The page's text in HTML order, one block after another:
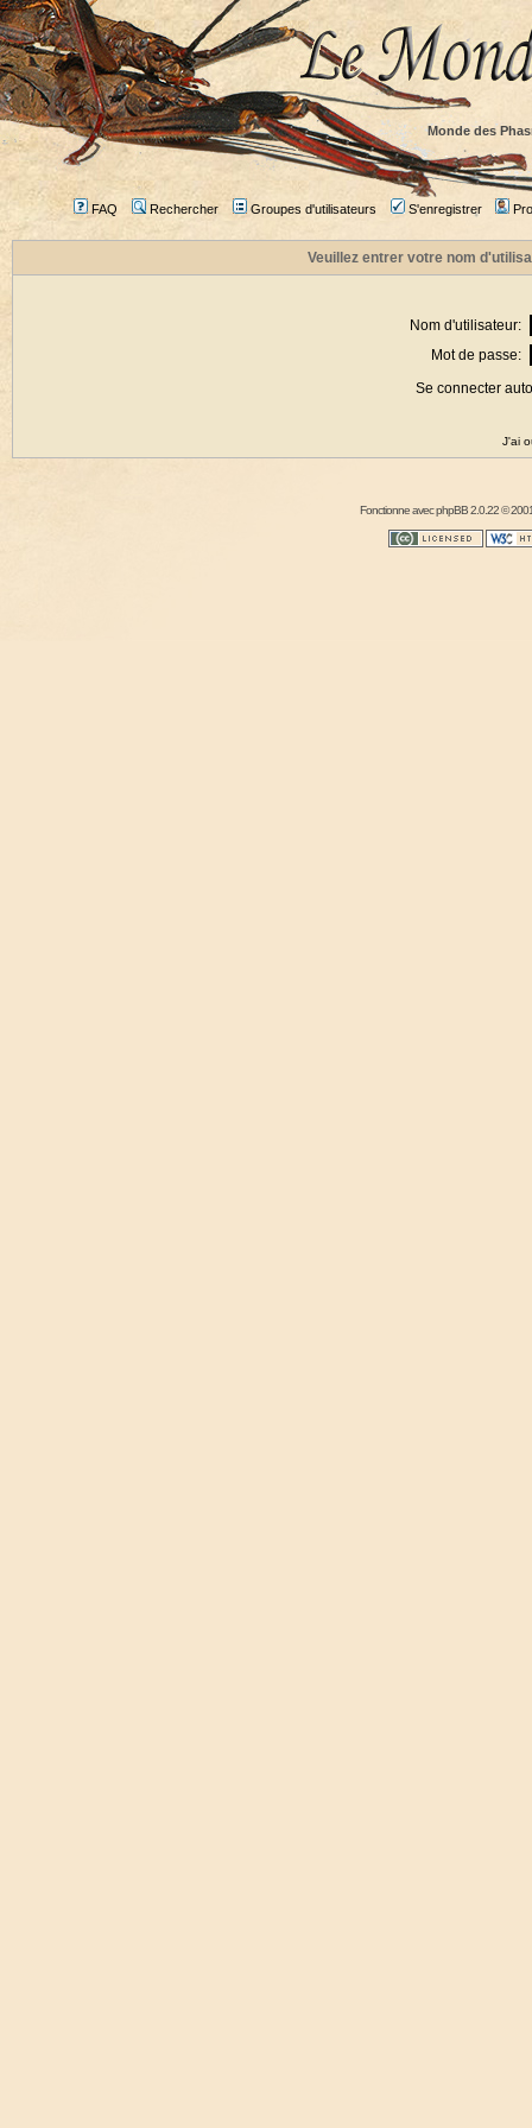
Monde des
FAQ Rechercher Groupes d'utilisateurs S'enregistrer
Veuillez entrer votre nom
Nom d'utilisateur:
Mot de passe:
Se connecter
J'ai
Fonctionne avecphpBB2.0.22 ©